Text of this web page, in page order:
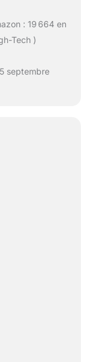
améliorer
: FV6
avec des
le
photos, la
d'eau
femmes
de la
Ne pas
d'un
lever la
de 200
même
pouvez
: 19 664 en
Tech )
septembre